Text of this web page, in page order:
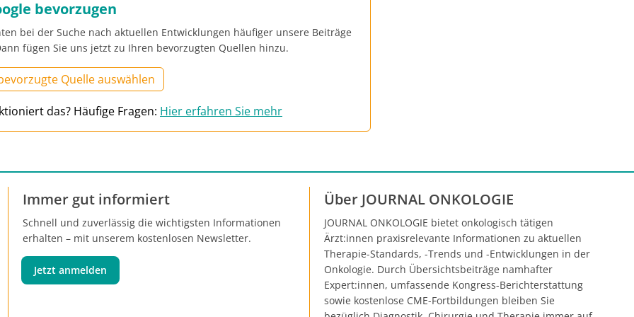
bevorzugen
bei der Suche nach aktuellen Entwicklungen häufiger unsere Beiträge
fügen Sie uns jetzt zu Ihren bevorzugten Quellen hinzu.
Quelle auswählen
das? Häufige Fragen: Hier erfahren Sie mehr
Immer gut informiert
Schnell und zuverlässig die wichtigsten Informationen
erhalten – mit unserem kostenlosen Newsletter.
Jetzt anmelden
Über JOURNAL ONKOLOGIE
JOURNAL ONKOLOGIE bietet onkologisch tätigen
Ärzt:innen praxisrelevante Informationen zu aktuellen
Therapie-Standards, -Trends und -Entwicklungen in der
Onkologie. Durch Übersichtsbeiträge namhafter
Expert:innen, umfassende Kongress-Berichterstattung
sowie kostenlose CME-Fortbildungen bleiben Sie